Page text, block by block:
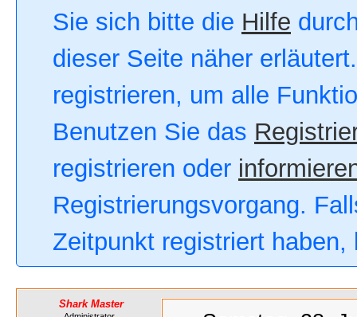
Sie sich bitte die Hilfe
dieser Seite näher
registrieren, um alle
Benutzen Sie das
registrieren oder
Registrierungsvorgang.
Zeitpunkt registriert
Shark Master